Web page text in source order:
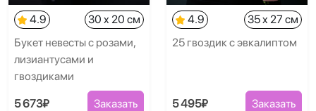
4.9
30 x 20 см
Букет невесты с розами,
лизиантусами и
гвоздиками
5 673₽ Заказать
4.9
35 x 27 см
25 гвоздик с эвкалиптом
5 495₽ Заказать